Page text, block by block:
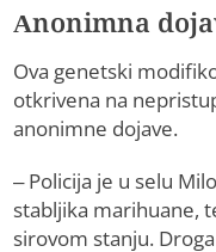
Anonimna
Ova genetski
otkrivena na
anonimne dojave.
– Policija je u selu
stabljika marihuane,
sirovom stanju.